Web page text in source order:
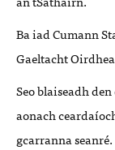
Ba iad Cumann
Gaeltacht
Seo blaiseadh
aonach
gcarranna seanré.